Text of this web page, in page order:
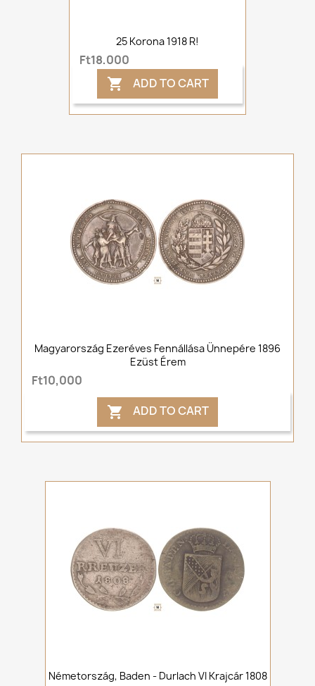
25 Korona 1918 R!
Ft18,000
 ADD TO CART
Magyarország Ezeréves Fennállása Ünnepére 1896
Ezüst Érem
Ft10,000
 ADD TO CART
Németország, Baden - Durlach VI Krajcár 1808